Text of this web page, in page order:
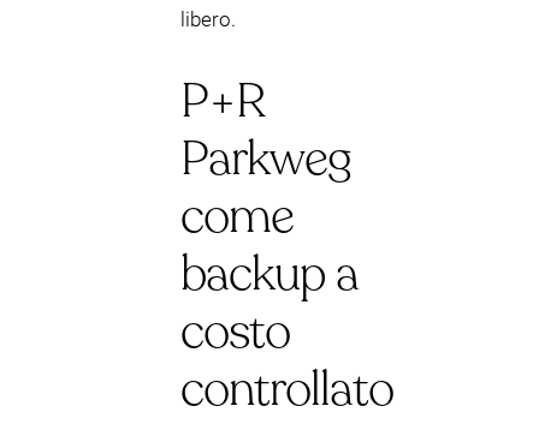
libero.
P+R
Parkweg
come
backup a
costo
controllato